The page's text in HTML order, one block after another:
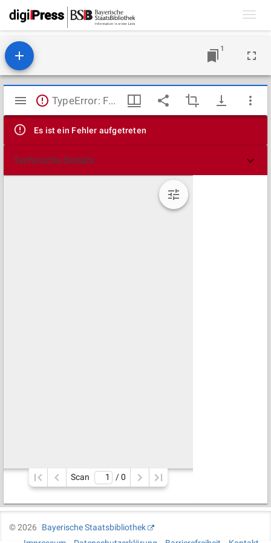
1
Mirador
Viewer
TypeError: Failed to fetch
Es ist ein Fehler aufgetreten
Technische Details
Scan / 0
©2026
Bayerische Staatsbibliothek